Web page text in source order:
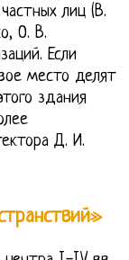
лиц (В.
О. В.
Если
место делят
здания
Д. И.